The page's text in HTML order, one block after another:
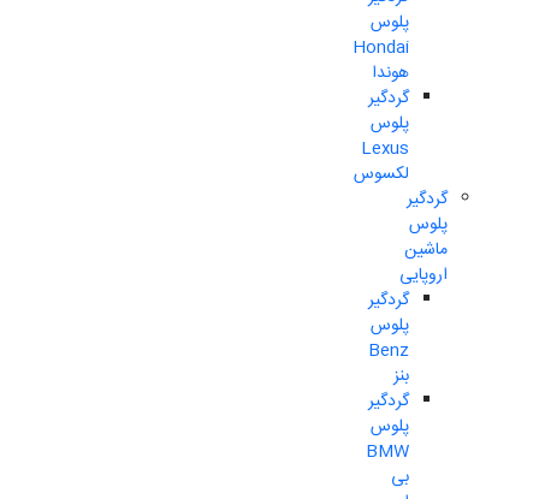
پلوس
Hondai
هوندا
گردگیر
پلوس
Lexus
لکسوس
گردگیر
پلوس
ماشین
اروپایی
گردگیر
پلوس
Benz
بنز
گردگیر
پلوس
BMW
بی